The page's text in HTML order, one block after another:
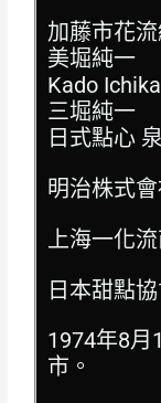
加藤市花
美堀純一
​Kado
三堀純一
日式點心
明治株式
上海一化
日本甜點
1974年8月
市。